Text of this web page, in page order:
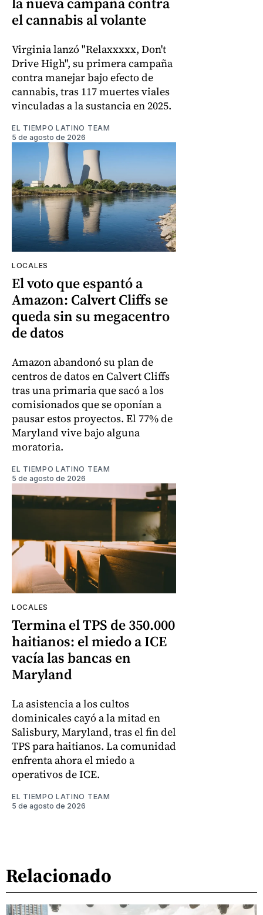
el cannabis al volante
Virginia lanzó "Relaxxxxx, Don't
Drive High", su primera campaña
contra manejar bajo efecto de
cannabis, tras 117 muertes viales
vinculadas a la sustancia en 2025.
EL TIEMPO LATINO TEAM
5 de agosto de 2026
LOCALES
El voto que espantó a
Amazon: Calvert Cliffs se
queda sin su megacentro
de datos
Amazon abandonó su plan de
centros de datos en Calvert Cliffs
tras una primaria que sacó a los
comisionados que se oponían a
pausar estos proyectos. El 77% de
Maryland vive bajo alguna
moratoria.
EL TIEMPO LATINO TEAM
5 de agosto de 2026
LOCALES
Termina el TPS de 350.000
haitianos: el miedo a ICE
vacía las bancas en
Maryland
La asistencia a los cultos
dominicales cayó a la mitad en
Salisbury, Maryland, tras el fin del
TPS para haitianos. La comunidad
enfrenta ahora el miedo a
operativos de ICE.
EL TIEMPO LATINO TEAM
5 de agosto de 2026
Relacionado